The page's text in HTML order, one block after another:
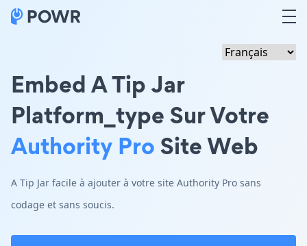
Embed A Tip Jar
Platform_type Sur Votre
Authority ProSite Web
A Tip Jar facile à ajouter à votre site Authority Pro sans
codage et sans soucis.